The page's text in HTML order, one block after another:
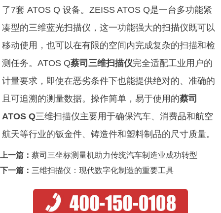
了7套 ATOS Q 设备。ZEISS ATOS Q是一台多功能紧
凑型的三维蓝光扫描仪，这一功能强大的扫描仪既可以
移动使用，也可以在有限的空间内完成复杂的扫描和检
测任务。ATOS Q蔡司三维扫描仪完全适配工业用户的
计量要求，即使在恶劣条件下也能提供绝对的、准确的
且可追溯的测量数据。操作简单，易于使用的蔡司
ATOS Q三维扫描仪主要用于确保汽车、消费品和航空
航天等行业的钣金件、铸造件和塑料制品的尺寸质量。
上一篇： 蔡司三坐标测量机助力传统汽车制造业成功转型
下一篇： 三维扫描仪：现代数字化制造的重要工具